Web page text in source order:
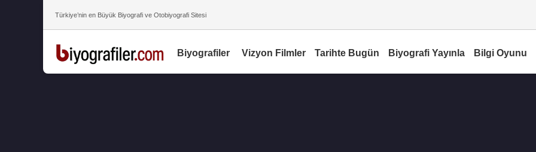
Türkiye’nin en Büyük Biyografi ve Otobiyografi Sitesi
Biyografiler Vizyon Filmler Tarihte Bugün Biyografi Yayınla Bilgi Oyunu